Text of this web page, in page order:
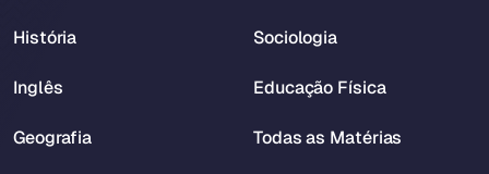
História
Inglês
Geografia
Sociologia
Educação Física
Todas as Matérias